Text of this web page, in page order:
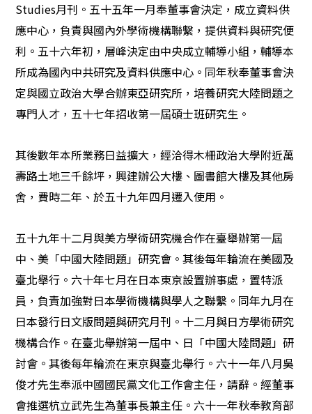
Studies月刊。五十五年一月奉董事會決定，成立資料供
應中心，負責與國內外學術機構聯繫，提供資料與研究便
利。五十六年初，層峰決定由中央成立輔導小組，輔導本
所成為國內中共研究及資料供應中心。同年秋奉董事會決
定與國立政治大學合辦東亞研究所，培養研究大陸問題之
專門人才，五十七年招收第一屆碩士班研究生。
其後數年本所業務日益擴大，經洽得木柵政治大學附近萬
壽路土地三千餘坪，興建辦公大樓、圖書館大樓及其他房
舍，費時二年、於五十九年四月遷入使用。
五十九年十二月與美方學術研究機合作在臺舉辦第一屆
中、美「中國大陸問題」研究會。其後每年輪流在美國及
臺北舉行。六十年七月在日本東京設置辦事處，置特派
員，負責加強對日本學術機構與學人之聯繫。同年九月在
日本發行日文版問題與研究月刊。十二月與日方學術研究
機構合作。在臺北舉辦第一屆中、日「中國大陸問題」研
討會。其後每年輪流在東京與臺北舉行。六十一年八月吳
俊才先生奉派中國國民黨文化工作會主任，請辭。經董事
會推選杭立武先生為董事長兼主任。六十一年秋奉教育部